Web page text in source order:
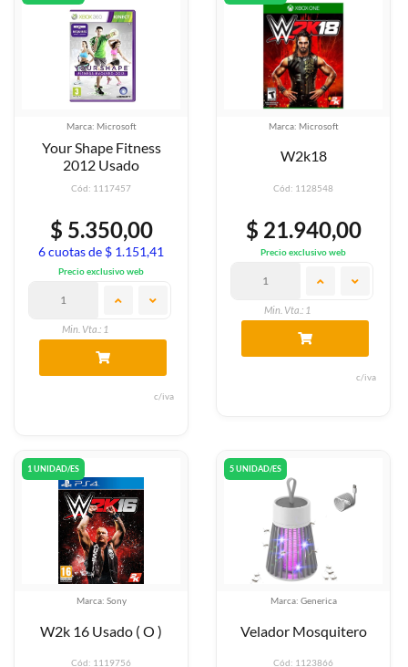
Marca: Microsoft
Your Shape Fitness
2012 Usado
Cód: 1117457
$ 5.350,00
6 cuotas de $ 1.151,41
Precio exclusivo web
Min. Vta.: 1
c/iva
Marca: Microsoft
W2k18
Cód: 1128548
$ 21.940,00
Precio exclusivo web
Min. Vta.: 1
c/iva
1 UNIDAD/ES
Marca: Sony
W2k 16 Usado ( O )
Cód: 1119756
5 UNIDAD/ES
Marca: Generica
Velador Mosquitero
Cód: 1123866